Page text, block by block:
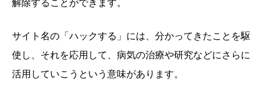
解除することができます。
サイト名の「ハックする」には、分かってきたことを駆
使し、それを応用して、病気の治療や研究などにさらに
活用していこうという意味があります。